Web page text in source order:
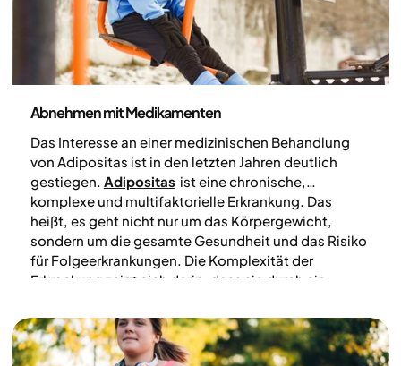
Abnehmen mit Medikamenten
Das Interesse an einer medizinischen Behandlung
von Adipositas ist in den letzten Jahren deutlich
gestiegen. Adipositas ist eine chronische,
komplexe und multifaktorielle Erkrankung. Das
heißt, es geht nicht nur um das Körpergewicht,
sondern um die gesamte Gesundheit und das Risiko
für Folgeerkrankungen. Die Komplexität der
Erkrankung zeigt sich darin, dass sie durch ein
hormonellen Signalen, Verhaltensweisen im Alltag
und äußeren Lebensbedingungen beeinflusst wird.